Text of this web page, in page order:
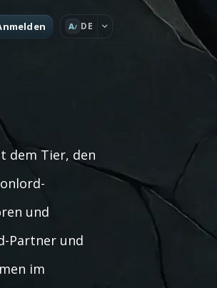
A DE
dem Tier, den
und
Partner und
im